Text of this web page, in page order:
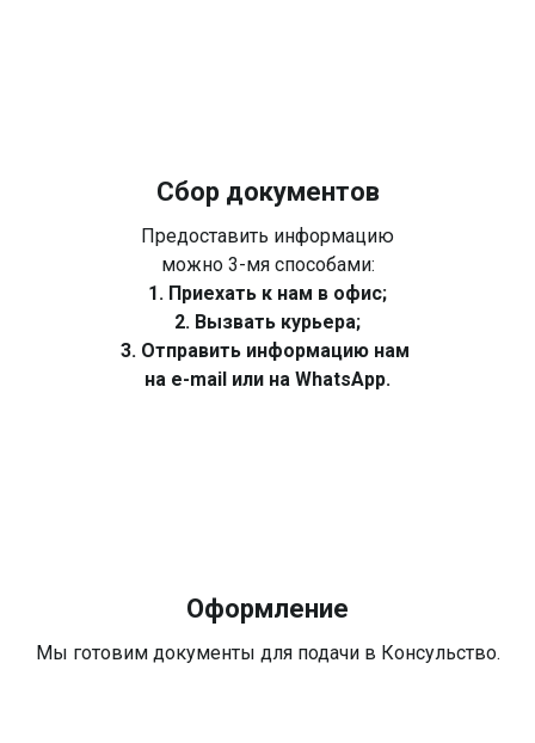
Сбор документов
Предоставить информацию
можно 3-мя способами:
1. Приехать к нам в офис;
2. Вызвать курьера;
3. Отправить информацию нам
на e-mail или на WhatsApp.
Оформление
Мы готовим документы для подачи в Консульство.